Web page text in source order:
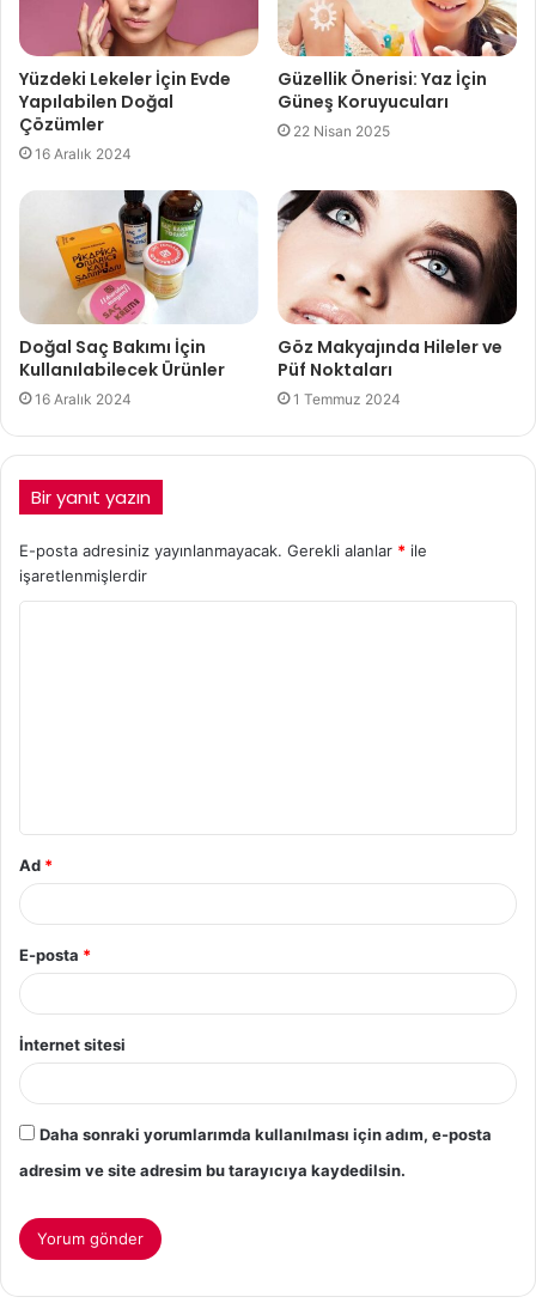
Yüzdeki Lekeler İçin Evde
Yapılabilen Doğal
Çözümler
16 Aralık 2024
Güzellik Önerisi: Yaz İçin
Güneş Koruyucuları
22 Nisan 2025
Doğal Saç Bakımı İçin
Kullanılabilecek Ürünler
16 Aralık 2024
Göz Makyajında Hileler ve
Püf Noktaları
1 Temmuz 2024
Bir yanıt yazın
E-posta adresiniz yayınlanmayacak. Gerekli alanlar * ile
işaretlenmişlerdir
Ad *
E-posta *
İnternet sitesi
Daha sonraki yorumlarımda kullanılması için adım, e-posta
adresim ve site adresim bu tarayıcıya kaydedilsin.